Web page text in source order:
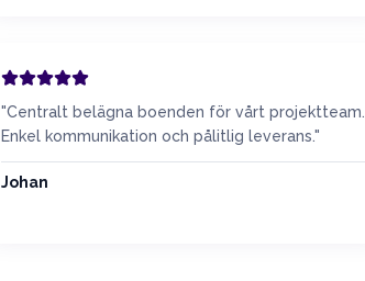
"Centralt belägna boenden för vårt projektteam.
Enkel kommunikation och pålitlig leverans."
Johan